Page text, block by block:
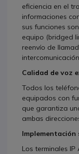
eficiencia en el
informaciones
sus funciones
equipo (bridged
reenvío de
Calidad de voz
Todos los
equipados con
que garantiza
ambas
Implementación
Los terminales